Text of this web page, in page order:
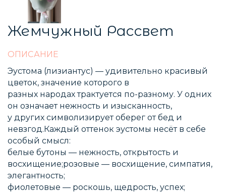
Жемчужный Рассвет
ОПИСАНИЕ
Эустома (лизиантус) — удивительно красивый
цветок, значение которого в
разных народах трактуется по-разному. У одних
он означает нежность и изысканность,
у других символизирует оберег от бед и
невзгод.Каждый оттенок эустомы несёт в себе
особый смысл:
белые бутоны — нежность, открытость и
восхищение;розовые — восхищение, симпатия,
элегантность;
фиолетовые — роскошь, щедрость, успех;